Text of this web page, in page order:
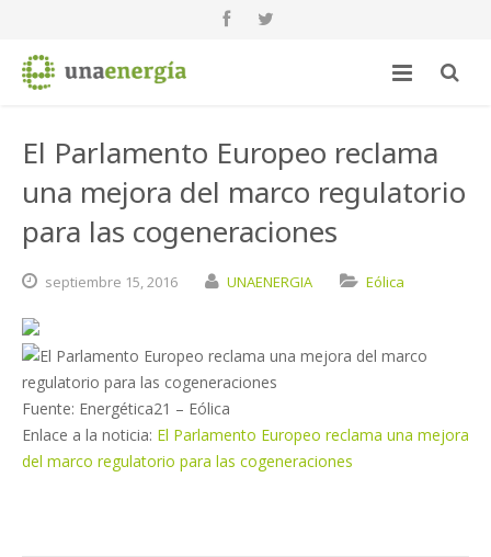
El Parlamento Europeo reclama
una mejora del marco regulatorio
para las cogeneraciones
septiembre 15,2016 UNAENERGIA Eólica
Fuente: Energética21 – Eólica
Enlace a la noticia: El Parlamento Europeo reclama una mejora
del marco regulatorio para las cogeneraciones